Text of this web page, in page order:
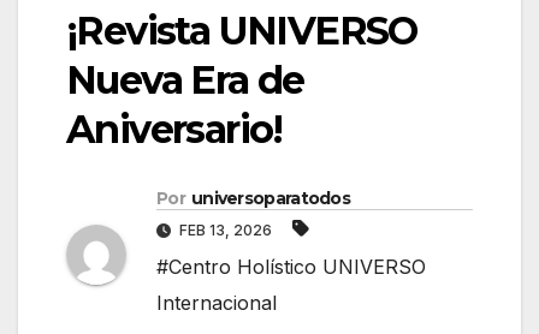
¡Revista UNIVERSO
Nueva Era de
Aniversario!
Por universoparatodos
FEB 13, 2026
#Centro Holístico UNIVERSO
Internacional